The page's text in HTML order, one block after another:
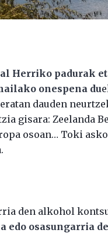
Herriko padurak
onespena du
dauden
gisara: Zeelanda
osoan… Toki
den alkohol
edo osasungarria